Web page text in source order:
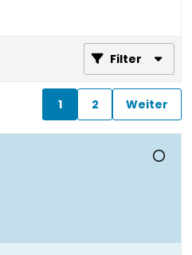
Filter
1 2 Weiter